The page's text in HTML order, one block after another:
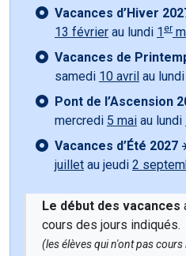
Vacances d’Hiver
13 février au lundi 1 er
Vacances de
samedi 10 avril au lundi
Pont de l’Ascension
mercredi 5 mai au lundi
Vacances d’Été 2027
juillet au jeudi 2
Le début des vacances
cours des jours indiqués.
(les élèves qui n'ont pas